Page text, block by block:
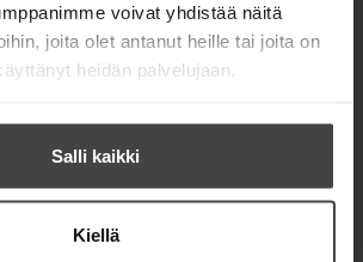
voivat yhdistää näitä
joita olet antanut heille tai joita on
heidän palvelujaan.
Salli kaikki
Kiellä